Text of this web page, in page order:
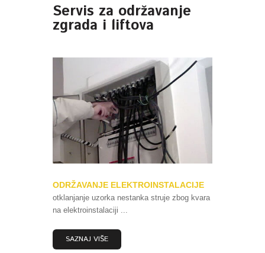
Servis za održavanje
zgrada i liftova
ODRŽAVANJE ELEKTROINSTALACIJE
otklanjanje uzorka nestanka struje zbog kvara
na elektroinstalaciji ...
SAZNAJ VIŠE